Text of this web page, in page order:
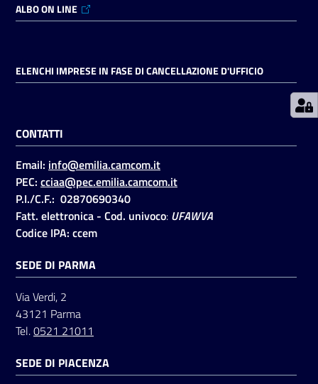
Pagamenti
Accedi
su
ALBO ON LINE
ELENCHI IMPRESE IN FASE DI CANCELLAZIONE D'UFFICIO
CONTATTI
Email: info@emilia.camcom.it
PEC: cciaa@pec.emilia.camcom.it
P.I./C.F.: 02870690340
Fatt. elettronica - Cod. univoco: UFAWVA
Codice IPA: ccem
SEDE DI PARMA
Via Verdi, 2
43121 Parma
Tel.0521 21011
SEDE DI PIACENZA